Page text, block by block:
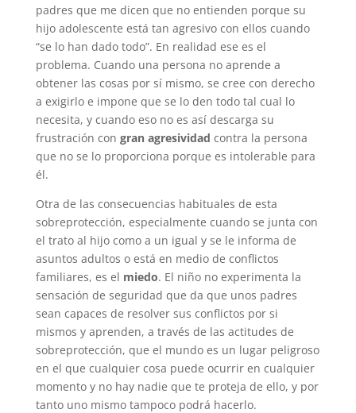
padres que me dicen que no entienden porque su
hijo adolescente está tan agresivo con ellos cuando
“se lo han dado todo”. En realidad ese es el
problema. Cuando una persona no aprende a
obtener las cosas por sí mismo, se cree con derecho
a exigirlo e impone que se lo den todo tal cual lo
necesita, y cuando eso no es así descarga su
frustración con gran agresividad contra la persona
que no se lo proporciona porque es intolerable para
él.
Otra de las consecuencias habituales de esta
sobreprotección, especialmente cuando se junta con
el trato al hijo como a un igual y se le informa de
asuntos adultos o está en medio de conflictos
familiares, es el miedo. El niño no experimenta la
sensación de seguridad que da que unos padres
sean capaces de resolver sus conflictos por si
mismos y aprenden, a través de las actitudes de
sobreprotección, que el mundo es un lugar peligroso
en el que cualquier cosa puede ocurrir en cualquier
momento y no hay nadie que te proteja de ello, y por
tanto uno mismo tampoco podrá hacerlo.